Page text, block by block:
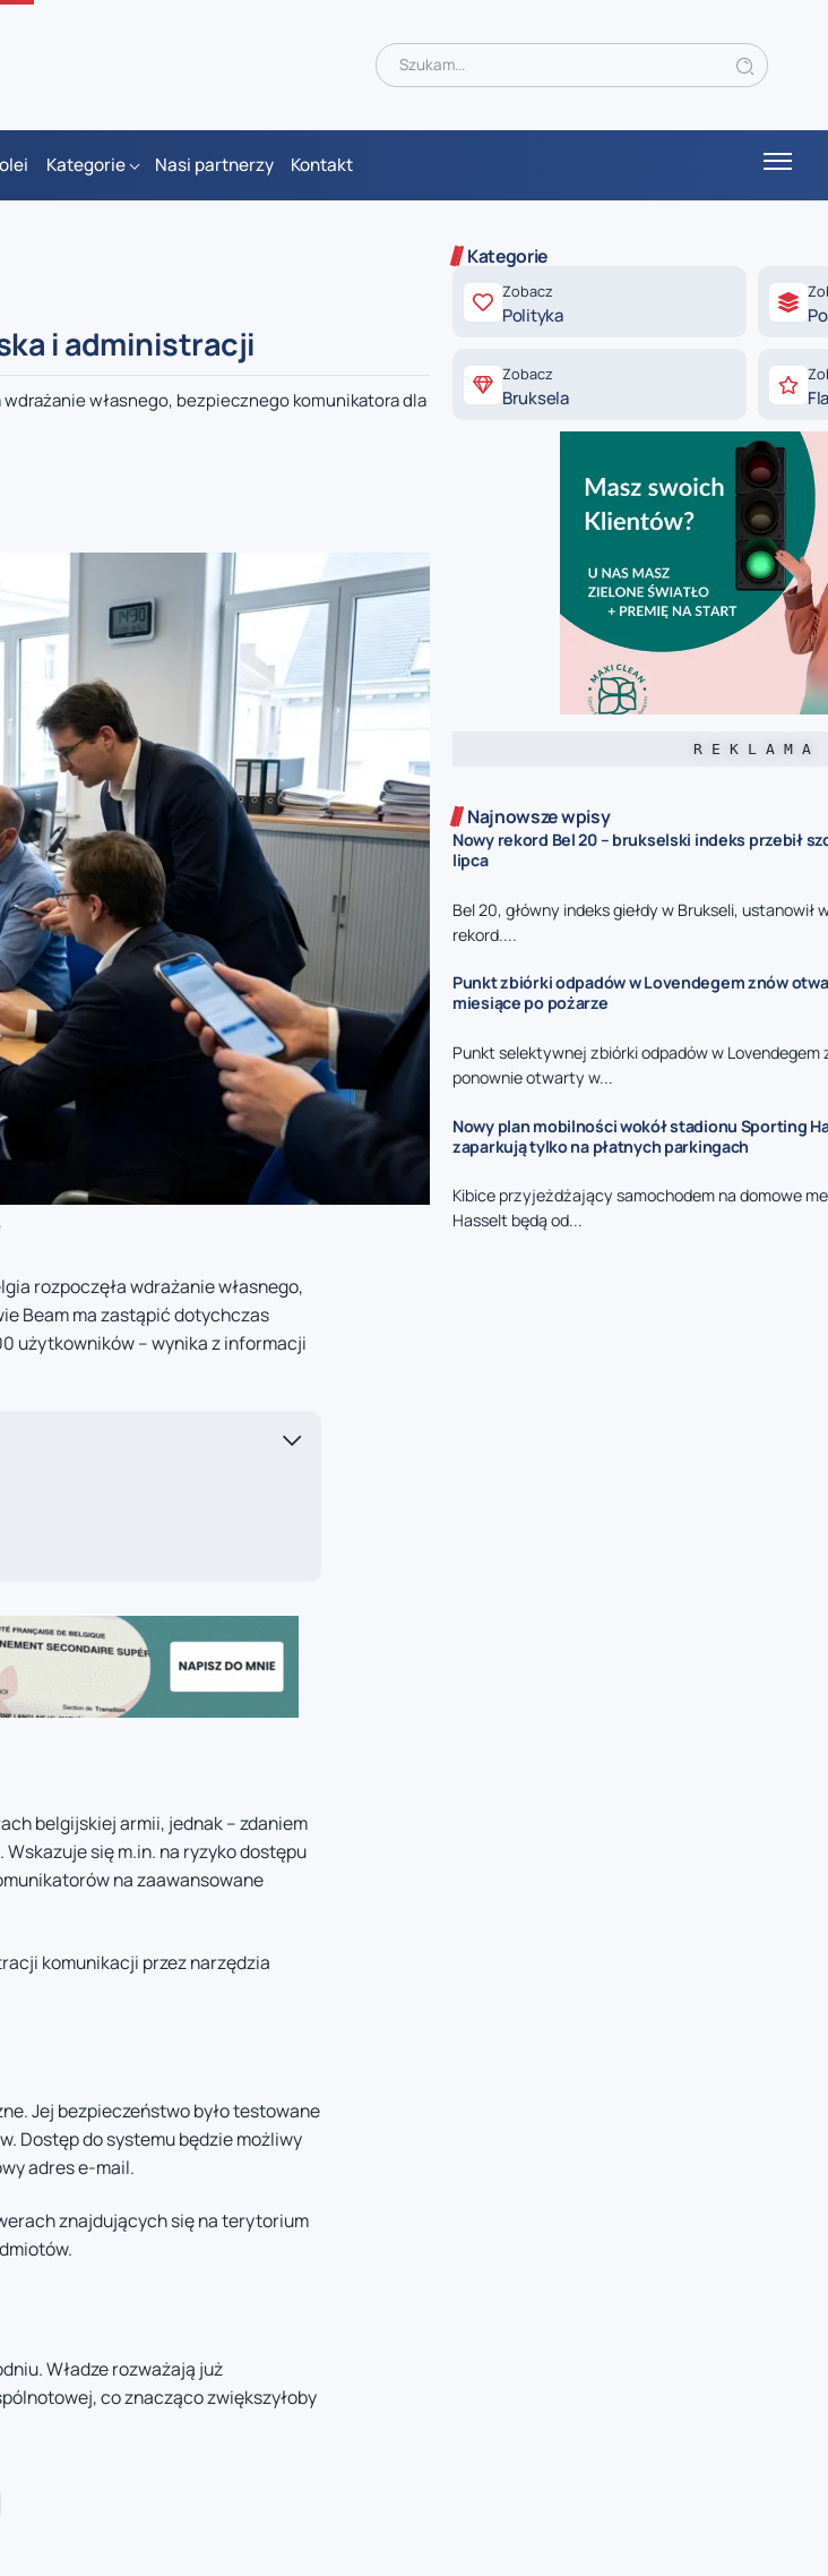
Kategorie Nasi partnerzy Kontakt
i administracji
własnego, bezpiecznego komunikatora dla
rozpoczęła wdrażanie własnego,
Beam ma zastąpić dotychczas
użytkowników – wynika z informacji
belgijskiej armii, jednak – zdaniem
się m.in. na ryzyko dostępu
na zaawansowane
komunikacji przez narzędzia
Jej bezpieczeństwo było testowane
Dostęp do systemu będzie możliwy
adres e-mail.
znajdujących się na terytorium
Władze rozważają już
co znacząco zwiększyłoby
Kategorie
Zobacz
Polityka
Zobacz
Bruksela
R E K L A M A
Najnowsze wpisy
Nowy rekord Bel 20 – brukselski indeks przebił
lipca
Bel 20, główny indeks giełdy w Brukseli, ustanowił
rekord....
Punkt zbiórki odpadów w Lovendegem znów
miesiące po pożarze
Punkt selektywnej zbiórki odpadów w Lovendegem
ponownie otwarty w...
Nowy plan mobilności wokół stadionu Sporting
zaparkują tylko na płatnych parkingach
Kibice przyjeżdżający samochodem na domowe
Hasselt będą od...